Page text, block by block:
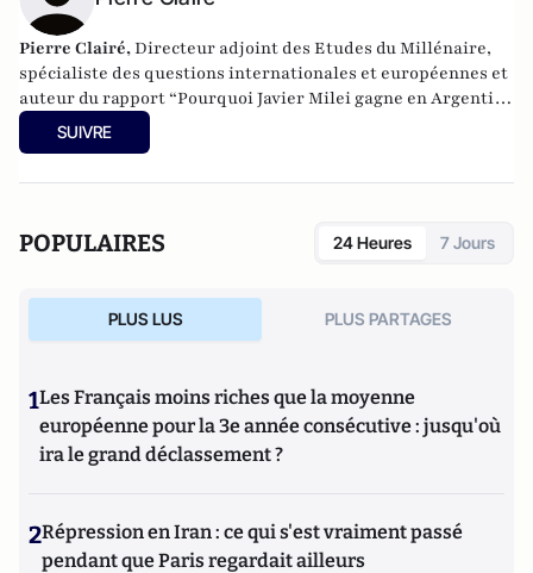
Pierre Clairé,Directeur adjoint des Etudes du Millénaire,
spécialiste des questions internationales et européennes et
auteur du rapport “Pourquoi Javier Milei gagne en Argentine
?”
SUIVRE
POPULAIRES 24 Heures 7 Jours
PLUS LUS PLUS PARTAGES
1Les Français moins riches que la moyenne
européenne pour la 3e année consécutive : jusqu'où
ira le grand déclassement ?
2Répression en Iran : ce qui s'est vraiment passé
pendant que Paris regardait ailleurs